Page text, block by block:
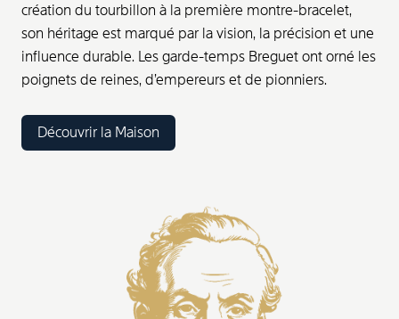
création du tourbillon à la première montre-bracelet,
son héritage est marqué par la vision, la précision et une
influence durable. Les garde-temps Breguet ont orné les
poignets de reines, d’empereurs et de pionniers.
Découvrir la Maison